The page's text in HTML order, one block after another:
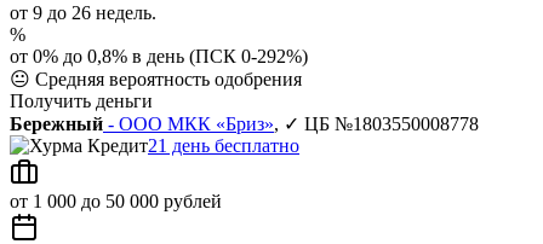
от 9 до 26 недель.
%
от 0% до 0,8% в день (ПСК 0-292%)
😐 Средняя вероятность одобрения
Получить деньги
Бережный - ООО МКК «Бриз», ✓ ЦБ №1803550008778
21 день бесплатно
от 1 000 до 50 000 рублей